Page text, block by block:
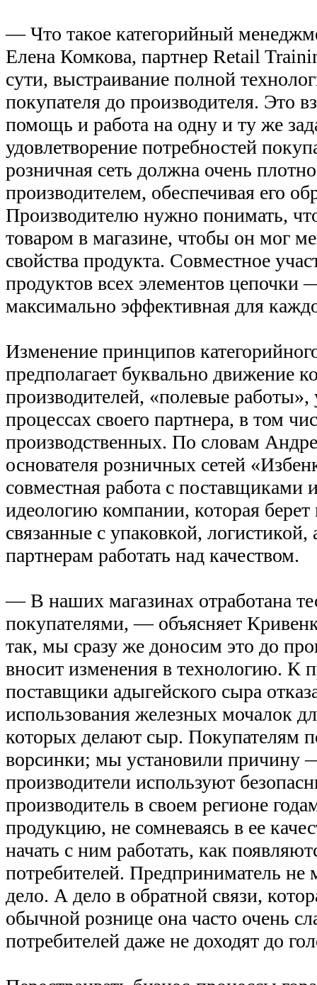
— Что такое категорийный
Елена Комкова, партнер Retail
сути, выстраивание полной
покупателя до производителя. Это
помощь и работа на одну и ту же
удовлетворение потребностей
розничная сеть должна очень
производителем, обеспечивая его
Производителю нужно понимать,
товаром в магазине, чтобы он мог
свойства продукта. Совместное
продуктов всех элементов цепочки
максимально эффективная для
Изменение принципов
предполагает буквально движение
производителей, «полевые работы»,
процессах своего партнера, в том
производственных. По словам
основателя розничных сетей
совместная работа с поставщиками
идеологию компании, которая берет
связанные с упаковкой, логистикой,
партнерам работать над качеством.
— В наших магазинах отработана
покупателями, — объясняет
так, мы сразу же доносим это до
вносит изменения в технологию. К
поставщики адыгейского сыра
использования железных мочалок
которых делают сыр. Покупателям
ворсинки; мы установили причину
производители используют
производитель в своем регионе
продукцию, не сомневаясь в ее
начать с ним работать, как
потребителей. Предприниматель не
дело. А дело в обратной связи,
обычной рознице она часто очень
потребителей даже не доходят до